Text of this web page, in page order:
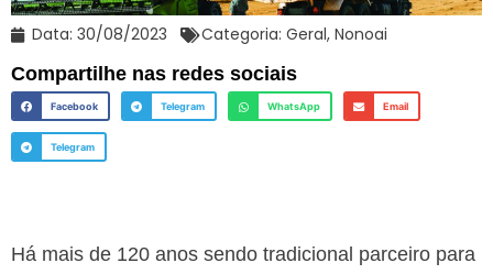
Data: 30/08/2023 Categoria: Geral, Nonoai
Compartilhe nas redes sociais
Facebook Telegram WhatsApp Email
Telegram
Há mais de 120 anos sendo tradicional parceiro para